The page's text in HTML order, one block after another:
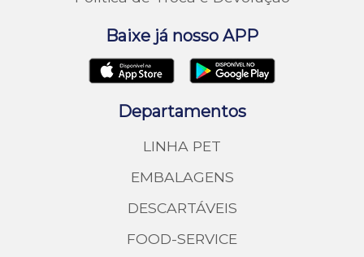
Baixe já nosso APP
Departamentos
LINHA PET
EMBALAGENS
DESCARTÁVEIS
FOOD-SERVICE